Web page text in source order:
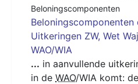
Beloningscomponenten
Uitkeringen ZW, Wet
WAO/WIA
... in aanvullende
in de WAO/WIA komt: